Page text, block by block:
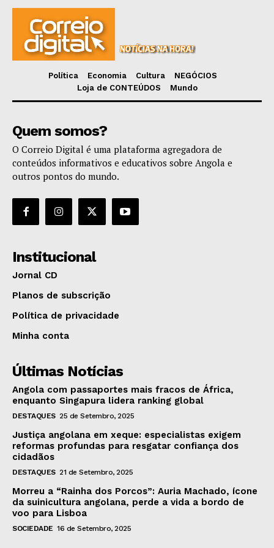
Política Economia Cultura
NEGÓCIOS
Loja de CONTEÚDOS
Mundo
Quem somos?
O Correio Digital é uma plataforma agregadora de
conteúdos informativos e educativos sobre Angola e
outros pontos do mundo.
Institucional
Jornal CD
Planos de subscrição
Política de privacidade
Minha conta
Últimas Notícias
Angola com passaportes mais fracos de África,
enquanto Singapura lidera ranking global
DESTAQUES 25 de Setembro, 2025
Justiça angolana em xeque: especialistas exigem
reformas profundas para resgatar confiança dos
cidadãos
DESTAQUES 21 de Setembro, 2025
Morreu a “Rainha dos Porcos”: Auria Machado, ícone
da suinicultura angolana, perde a vida a bordo de
voo para Lisboa
SOCIEDADE 16 de Setembro, 2025